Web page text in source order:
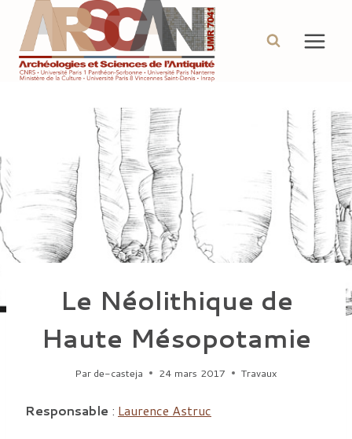
contenu
Le Néolithique de
Haute Mésopotamie
Par de-casteja 24 mars 2017 Travaux
Responsable : Laurence Astruc